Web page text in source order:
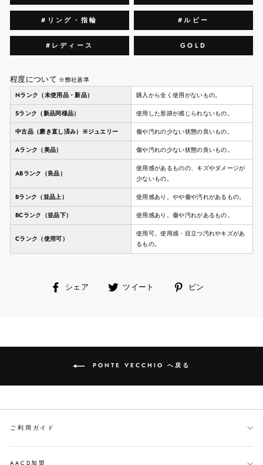
#リング・指輪 #ルビー
#レディース GOLD
程度について ※弊社基準
Nランク（未使用品・新品）
購入から全く使用がないもの。
Sランク（新品同様品） 使用した形跡が感じられないもの。
中古品（磨き直し済み）※ジュエリー 傷や汚れの少ない状態の良いもの。
Aランク（美品） 傷や汚れの少ない状態の良いもの。
ABランク（良品）
使用感があるものの、キズやダメージが
少ないもの。
Bランク（並品上） 使用感あり。やや傷や汚れがあるもの。
BCランク（並品下） 使用感あり。傷や汚れがあるもの。
Cランク（使用可）
使用可。使用感・目立つ汚れやキズがあ
るもの。
シェア
facebook
る
ツイート ピン
PONTE VECCHIO へ戻る
ご利用ガイド
AACD加盟